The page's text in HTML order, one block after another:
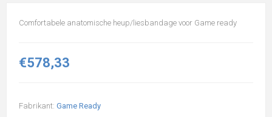
Comfortabele anatomische heup/liesbandage voor Game ready
€578,33
Fabrikant: Game Ready